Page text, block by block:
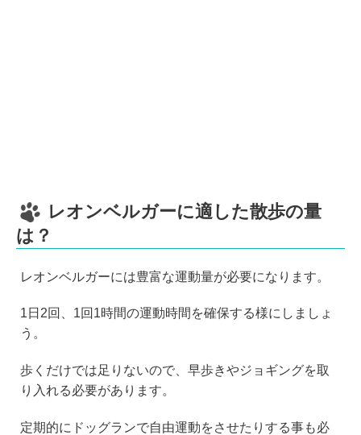
レオンベルガーに適した散歩の量
は？
レオンベルガーには豊富な運動量が必要になります。
1日2回、1回1時間の運動時間を確保する様にしましょ
う。
歩くだけでは足りないので、早歩きやジョギングを取
り入れる必要があります。
定期的にドッグランで自由運動をさせたりする事も必